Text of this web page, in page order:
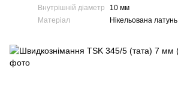
Внутрішній діаметр
10 мм
Матеріал
Нікельована латунь